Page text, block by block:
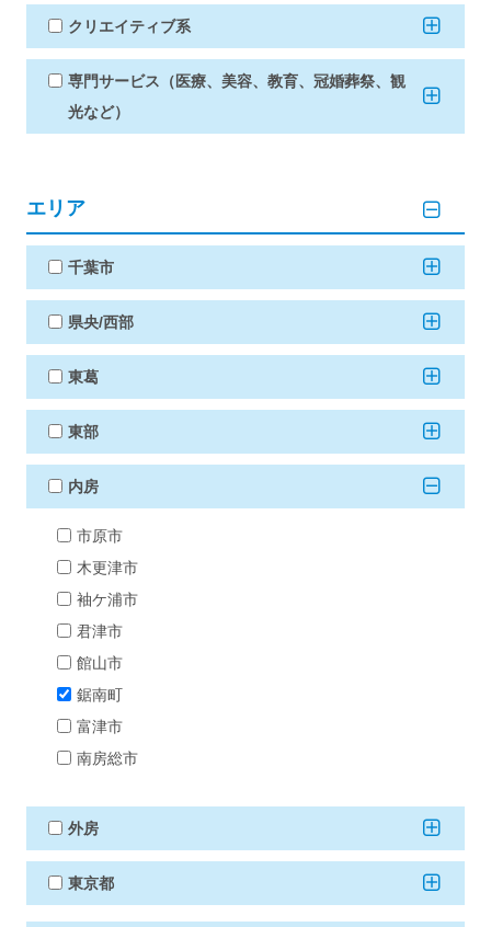
クリエイティブ系
専門サービス（医療、美容、教育、冠婚葬祭、観
光など）
エリア
千葉市
県央/西部
東葛
東部
内房
市原市
木更津市
袖ケ浦市
君津市
館山市
鋸南町
富津市
南房総市
外房
東京都